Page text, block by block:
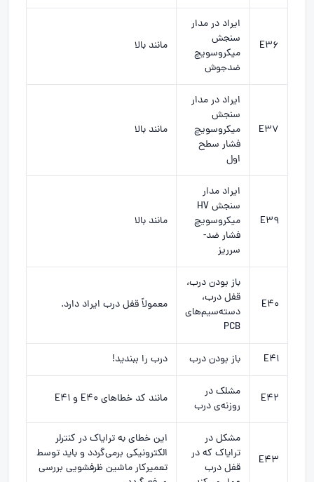
E36
ایراد در مدار
سنجش
میکروسویچ
ضدجوش
مانند بالا
E37
ایراد در مدار
سنجش
میکروسویچ
فشار سطح
اول
مانند بالا
E39
ایراد مدار
سنجش HV
میکروسویچ
فشار ضد-
سرریز
مانند بالا
E40
باز بودن درب،
قفل درب،
دسته‌سیم‌های
PCB
معمولاً قفل درب ایراد دارد.
E41 باز بودن درب درب را ببندید!
E42
مشلک در
روزنه‌ی درب
مانند کد خطاهای E40 و E41
E43
مشکل در
ترایاک که در
قفل درب
این خطای به ترایاک در کنترلر
الکترونیکی برمی‌گردد و باید توسط
تعمیرکار ماشین ظرفشویی بررسی